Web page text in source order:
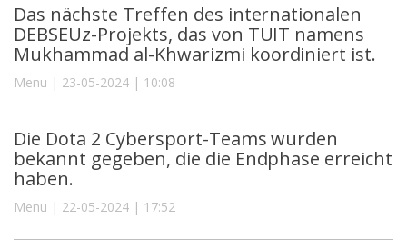
Das nächste Treffen des internationalen
DEBSEUz-Projekts, das von TUIT namens
Mukhammad al-Khwarizmi koordiniert ist.
Menu | 23-05-2024 | 10:08
Die Dota 2 Cybersport-Teams wurden
bekannt gegeben, die die Endphase erreicht
haben.
Menu | 22-05-2024 | 17:52